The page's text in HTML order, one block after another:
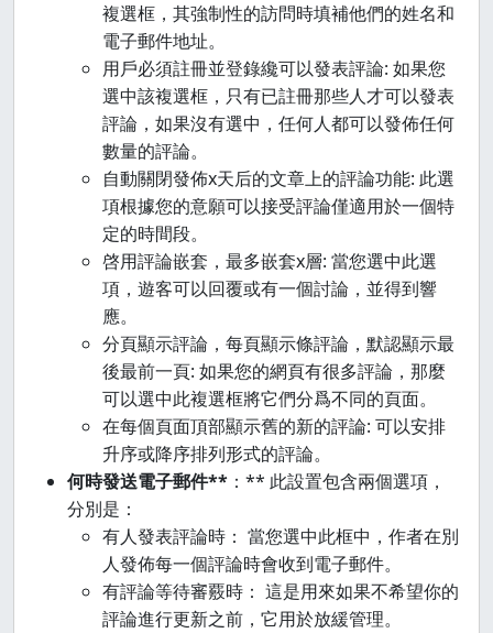
複選框，其強制性的訪問時填補他們的姓名和
電子郵件地址。
用戶必須註冊並登錄纔可以發表評論: 如果您
選中該複選框，只有已註冊那些人才可以發表
評論，如果沒有選中，任何人都可以發佈任何
數量的評論。
自動關閉發佈x天后的文章上的評論功能: 此選
項根據您的意願可以接受評論僅適用於一個特
定的時間段。
啓用評論嵌套，最多嵌套x層: 當您選中此選
項，遊客可以回覆或有一個討論，並得到響
應。
分頁顯示評論，每頁顯示條評論，默認顯示最
後最前一頁: 如果您的網頁有很多評論，那麼
可以選中此複選框將它們分爲不同的頁面。
在每個頁面頂部顯示舊的新的評論: 可以安排
升序或降序排列形式的評論。
何時發送電子郵件** ：** 此設置包含兩個選項，
分別是：
有人發表評論時： 當您選中此框中，作者在別
人發佈每一個評論時會收到電子郵件。
有評論等待審覈時： 這是用來如果不希望你的
評論進行更新之前，它用於放緩管理。